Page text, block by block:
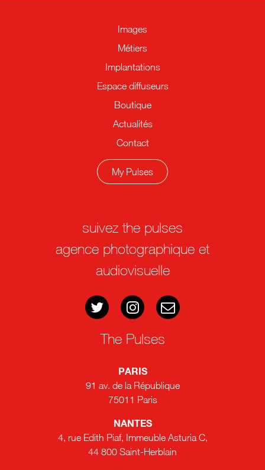
Images
Métiers
Implantations
Espace diffuseurs
Boutique
Actualités
Contact
My Pulses
suivez the pulses
agence photographique et
audiovisuelle
The Pulses
PARIS
91 av. de la République
75011 Paris
NANTES
4, rue Edith Piaf, Immeuble Asturia C,
44 800 Saint-Herblain